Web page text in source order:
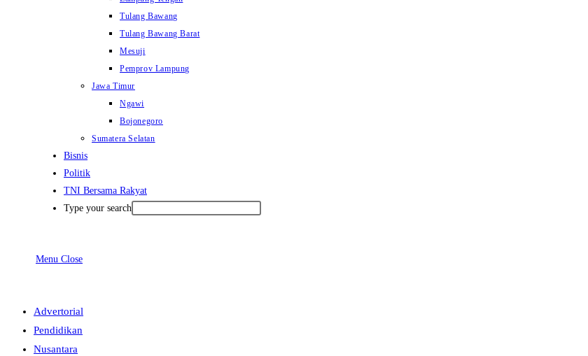
Tulang Bawang
Tulang Bawang Barat
Mesuji
Pemprov Lampung
Jawa Timur
Ngawi
Bojonegoro
Sumatera Selatan
Bisnis
Politik
TNI Bersama Rakyat
Type your search
Menu Close
Advertorial
Pendidikan
Nusantara